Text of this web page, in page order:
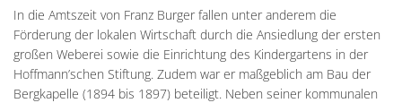
In die Amtszeit von Franz Burger fallen unter anderem die
Förderung der lokalen Wirtschaft durch die Ansiedlung der ersten
großen Weberei sowie die Einrichtung des Kindergartens in der
Hoffmann’schen Stiftung. Zudem war er maßgeblich am Bau der
Bergkapelle (1894 bis 1897) beteiligt. Neben seiner kommunalen